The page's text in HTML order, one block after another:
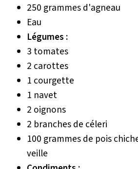
250 grammes d'agneau
Eau
Légumes :
3 tomates
2 carottes
1 courgette
1 navet
2 oignons
2 branches de céleri
100 grammes de pois
veille